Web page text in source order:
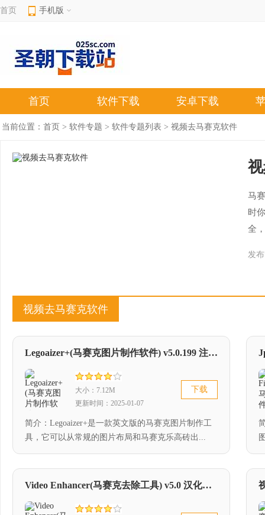
首页 手机版
首页 软件下载 安卓下载
当前位置： 首页 > 软件专题 > 软件专题列表 > 视频去马赛克软件
马
时
全
发
视频去马赛克软件
Legoaizer+(马赛克图片制作软件) v5.0.199 注册版
大小：7.12M
更新时间：2025-01-07
下载
简介：Legoaizer+是一款英文版的马赛克图片制作工
具，它可以从常规的图片布局和马赛克乐高砖出...
Video Enhancer(马赛克去除工具) v5.0 汉化绿色版